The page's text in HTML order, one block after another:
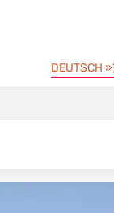
DEUTSCH »